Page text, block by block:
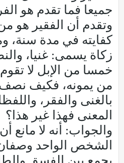
جميعا فما تقدم هو
وتقدم أن الفقير هو
كفايته في مدة سنة،
زكاة يسمى: غنيا،
خمسا من الإبل لا تقوم
من يمونه، فكيف
بالغنى والفقر،
المعنى فهذا غير هذا؟
والجواب: أنه لا مانع
الشخص الواحد وصفان
يجمع بين الفسق